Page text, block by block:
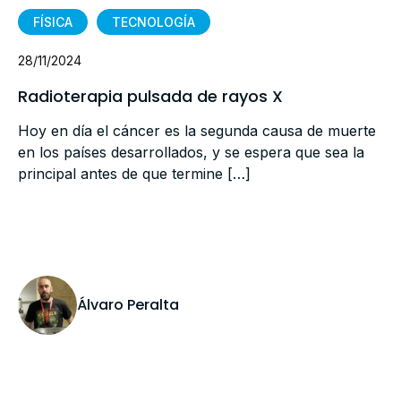
FÍSICA TECNOLOGÍA
28/11/2024
Radioterapia pulsada de rayos X
Hoy en día el cáncer es la segunda causa de muerte
en los países desarrollados, y se espera que sea la
principal antes de que termine […]
Álvaro Peralta